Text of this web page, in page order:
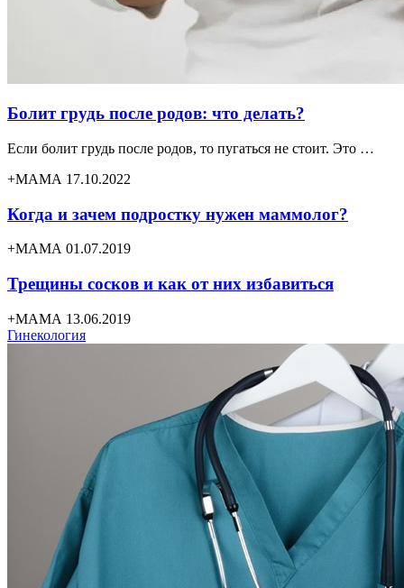
Болит грудь после родов: что делать?
Если болит грудь после родов, то пугаться не стоит. Это …
+МАМА 17.10.2022
Когда и зачем подростку нужен маммолог?
+МАМА 01.07.2019
Трещины сосков и как от них избавиться
+МАМА 13.06.2019
Гинекология